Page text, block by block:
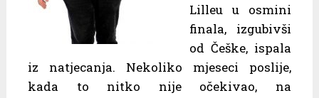
Lilleu u osmini
finala, izgubivši
od Češke, ispala
iz natjecanja. Nekoliko mjeseci poslije,
kada to nitko nije očekivao, na